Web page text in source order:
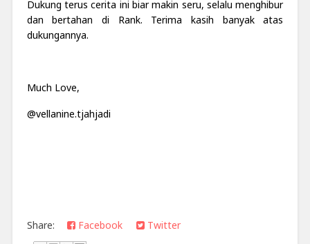
Dukung terus cerita ini biar makin seru, selalu menghibur
dan bertahan di Rank. Terima kasih banyak atas
dukungannya.
Much Love,
@vellanine.tjahjadi
Share: Facebook Twitter